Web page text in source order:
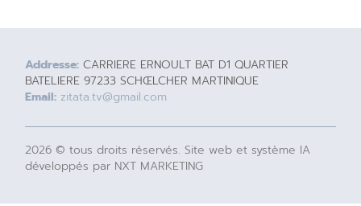
Addresse: CARRIERE ERNOULT BAT D1 QUARTIER
BATELIERE 97233 SCHŒLCHER MARTINIQUE
Email: zitata.tv@gmail.com
2026 © tous droits réservés. Site web et système IA
développés par NXT MARKETING